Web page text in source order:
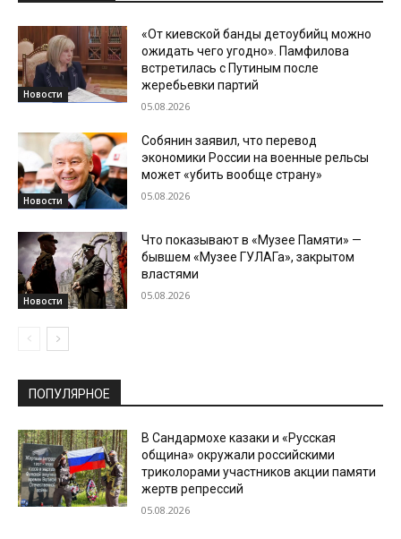
Новости
«От киевской банды детоубийц можно
ожидать чего угодно». Памфилова
встретилась с Путиным после
жеребьевки партий
05.08.2026
Новости
Собянин заявил, что перевод
экономики России на военные рельсы
может «убить вообще страну»
05.08.2026
Новости
Что показывают в «Музее Памяти» —
бывшем «Музее ГУЛАГа», закрытом
властями
05.08.2026
ПОПУЛЯРНОЕ
В Сандармохе казаки и «Русская
община» окружали российскими
триколорами участников акции памяти
жертв репрессий
05.08.2026